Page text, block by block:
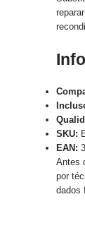
SKU:
EAN:
Antes
por
dados